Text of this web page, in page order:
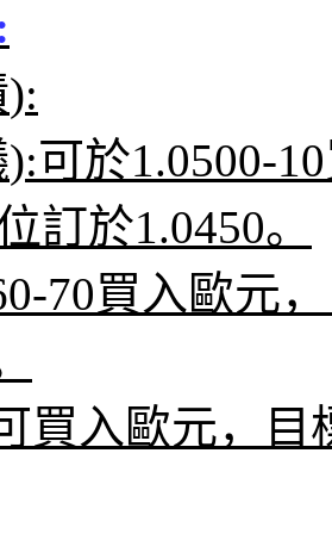
):
):可於1.0500-10
訂於1.0450。
70買入歐元
買入歐元，目